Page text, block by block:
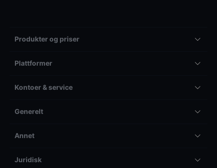
Produkter og priser
Plattformer
Kontoer & service
Generelt
Annet
Juridisk